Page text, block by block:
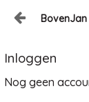
BovenJan
Home
Zoeken
Inloggen
Nog geen